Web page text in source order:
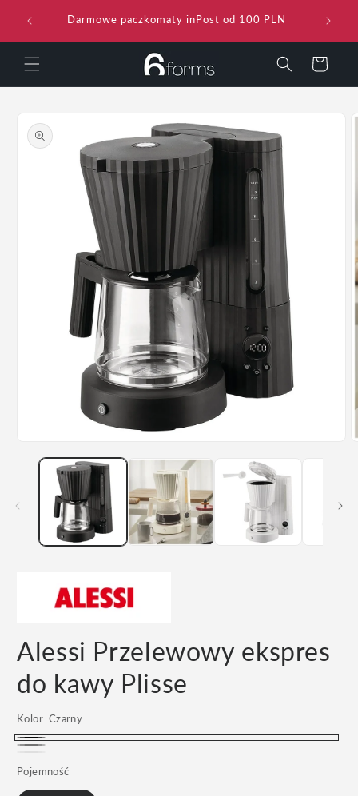
do
Darmowe paczkomaty inPost od 100 PLN
Koszyk
do
informacji
multimedia
modalnym
Alessi Przelewowy ekspres
do kawy Plisse
Kolor: Czarny
Czarny
Pojemność